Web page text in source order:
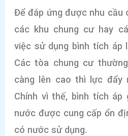
Để đáp ứng được nhu cầu
các khu chung cư hay
việc sử dụng bình tích áp
Các tòa chung cư
càng lên cao thì lực đẩy
Chính vì thế, bình tích áp
nước được cung cấp ổn
có nước sử dụng.